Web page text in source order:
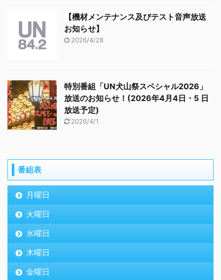
【機材メンテナンス及びテスト音声放送
お知らせ】
2026/4/28
特別番組「UN犬山祭スペシャル2026」
放送のお知らせ！(2026年4月4日・5 日
放送予定)
2026/4/1
番組表
月曜日
火曜日
水曜日
木曜日
金曜日